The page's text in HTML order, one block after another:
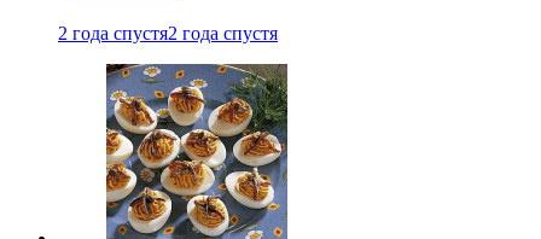
2 года спустя2 года спустя